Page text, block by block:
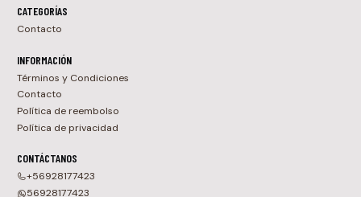
CATEGORÍAS
Contacto
INFORMACIÓN
Términos y Condiciones
Contacto
Política de reembolso
Política de privacidad
CONTÁCTANOS
+56928177423
56928177423